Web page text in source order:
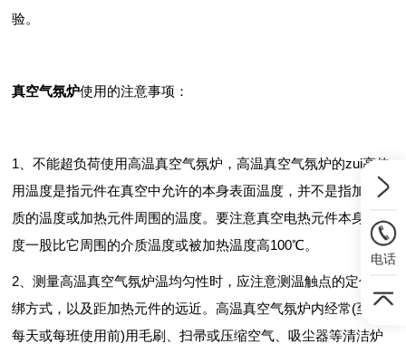
验。
真空气氛炉使用的注意事项：
1、不能超负荷使用高温真空气氛炉，高温真空气氛炉的zui高使
用温度是指元件在真空中允许的本身表面温度，并不是指加热物
质的温度或加热元件周围的温度。要注意真空电热元件本身的温
度一股比它周围的介质温度或被加热温度高100℃。
2、测量高温真空气氛炉温均匀性时，应注意测温触点的定位捆
绑方式，以及距加热元件的远近。高温真空气氛炉内经常(至少
每天或每班使用前)用毛刷、扫帚或压缩空气、吸尘器等清洁炉
电话